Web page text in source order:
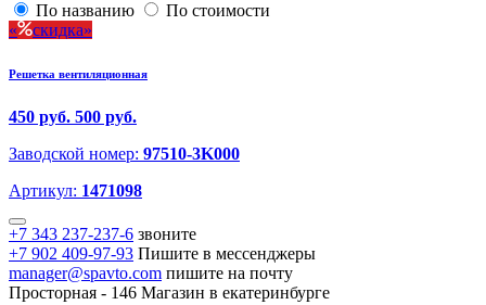
По названию
По стоимости
скидка
Решетка вентиляционная
450 руб. 500 руб.
Заводской номер: 97510-3K000
Артикул: 1471098
+7 343 237-237-6 звоните
+7 902 409-97-93 Пишите в мессенджеры
manager@spavto.com пишите на почту
Просторная - 146 Магазин в екатеринбурге